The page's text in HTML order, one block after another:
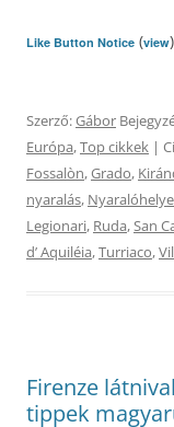
Like Button Notice (view)
Szerző:Gábor
Európa,Top cikkek |
Fossalòn,Grado,
nyaralás,
Legionari, Ruda,San
dʼ Aquiléia,Turriaco,
Firenze
tippek